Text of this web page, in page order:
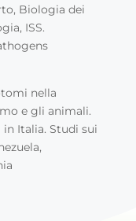
Biologia dei
ISS.
nella
e gli animali.
Italia. Studi sui